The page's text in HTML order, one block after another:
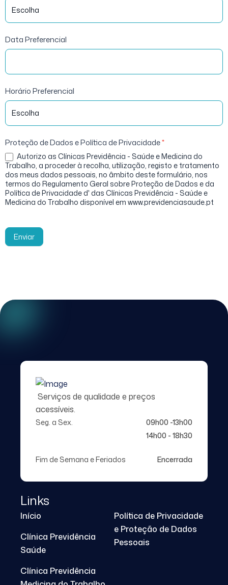
Data Preferencial
Horário Preferencial
Proteção de Dados e Política de Privacidade*
Autorizo as Clínicas Previdência - Saúde e Medicina do
Trabalho, a proceder à recolha, utilização, registo e tratamento
dos meus dados pessoais, no âmbito deste formulário, nos
termos do Regulamento Geral sobre Proteção de Dados e da
Política de Privacidade d' das Clínicas Previdência - Saúde e
Medicina do Trabalho disponível em www.previdenciasaude.pt
Enviar
Serviços de qualidade e preços
acessíveis.
Seg. a Sex.
09h00 -13h00
14h00 - 18h30
Fim de Semana e Feriados Encerrada
Links
Início
Clínica Previdência
Saúde
Clínica Previdência
Política de Privacidade
e Proteção de Dados
Pessoais